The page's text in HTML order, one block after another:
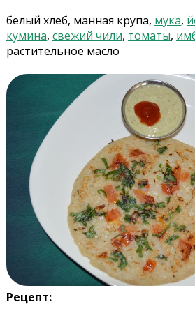
белый хлеб, манная крупа, мука,
кумина, свежий чили, томаты,
растительное масло
Рецепт: